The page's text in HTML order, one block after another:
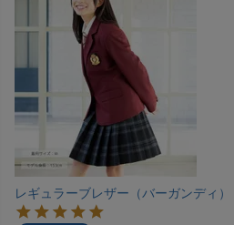
レギュラーブレザー（バーガンディ